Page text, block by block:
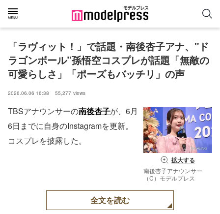
「ラヴィット！」で話題・南後杏子アナ、"ド
ラゴンボール”孫悟空コスプレが話題「無敵の
可愛らしさ」「ポーズもバッチリ」の声
2026.06.06 16:38 55,277 views
拡大する
南後杏子アナウンサー
（C）モデルプレス
TBSアナウンサーの南後杏子が、6月
6日までに自身のInstagramを更新。
コスプレを披露した。
全文を読む